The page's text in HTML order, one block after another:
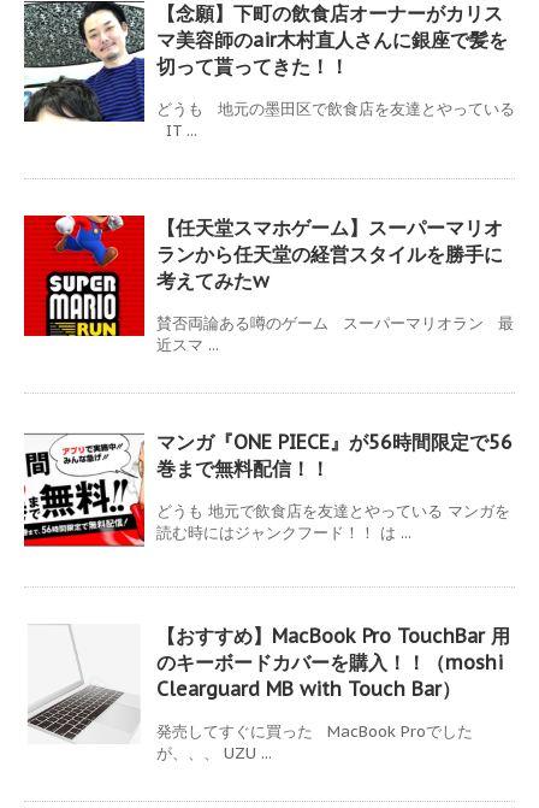
【念願】下町の飲食店オーナーがカリス
マ美容師のair木村直人さんに銀座で髪を
切って貰ってきた！！
どうも 地元の墨田区で飲食店を友達とやっている
IT ...
【任天堂スマホゲーム】スーパーマリオ
ランから任天堂の経営スタイルを勝手に
考えてみたw
賛否両論ある噂のゲーム スーパーマリオラン 最
近スマ ...
マンガ『ONE PIECE』が56時間限定で56
巻まで無料配信！！
どうも 地元で飲食店を友達とやっている マンガを
読む時にはジャンクフード！！ は ...
【おすすめ】MacBook Pro TouchBar 用
のキーボードカバーを購入！！（moshi
Clearguard MB with Touch Bar）
発売してすぐに買った MacBook Proでした
が、、、 UZU ...